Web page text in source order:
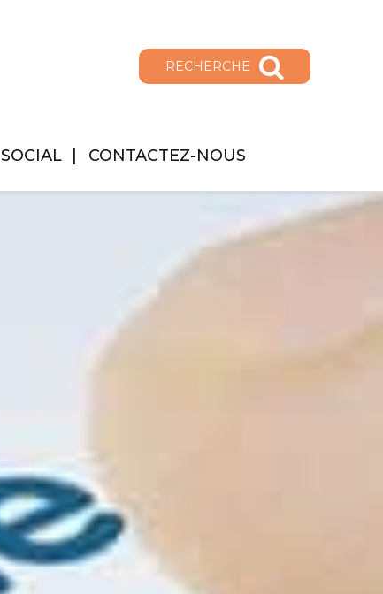
RECHERCHE
SOCIAL CONTACTEZ-NOUS